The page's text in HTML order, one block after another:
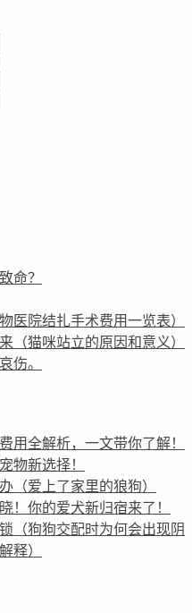
命？
医院结扎手术费用一览表）
（猫咪站立的原因和意义）
伤。
用全解析，一文带你了解！
物新选择！
（爱上了家里的狼狗）
！你的爱犬新归宿来了！
（狗狗交配时为何会出现阴
释）